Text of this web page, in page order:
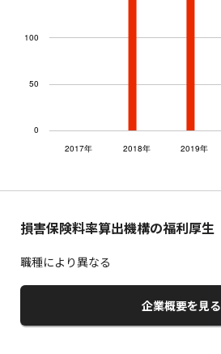
損害保険料率算出機構の福利厚生
職種により異なる
企業概要を見る